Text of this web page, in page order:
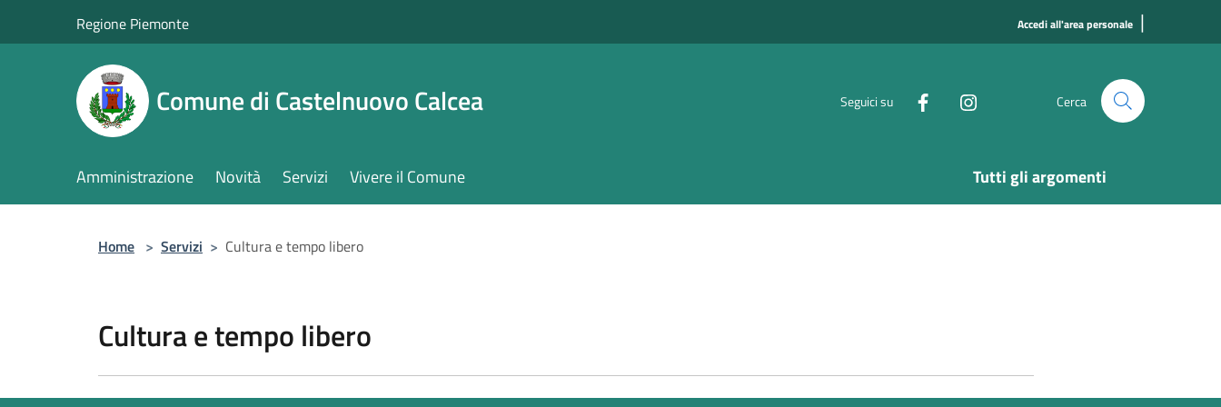
Regione Piemonte Accedi all'area personale |
Comune di Castelnuovo Calcea Seguici su Cerca
Amministrazione Novità Servizi Vivere il Comune Tutti gli argomenti
Home > Servizi > Cultura e tempo libero
Cultura e tempo libero